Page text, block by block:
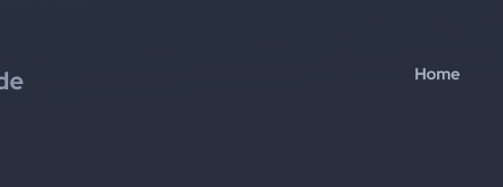
Home